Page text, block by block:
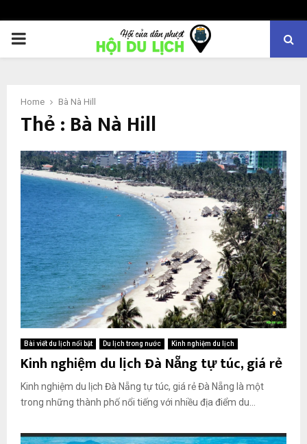
PRIMARY
Home Bà Nà Hill
Thẻ : Bà Nà Hill
Bài viết du lịch nổi bật Du lịch trong nước Kinh nghiệm du lịch
Kinh nghiệm du lịch Đà Nẵng tự túc, giá rẻ
Kinh nghiệm du lịch Đà Nẵng tự túc, giá rẻ Đà Nẵng là một
trong những thành phố nổi tiếng với nhiều địa điểm du...